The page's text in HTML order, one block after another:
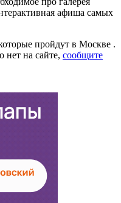
афиша самых
пройдут в Москве .
нет на сайте, сообщите